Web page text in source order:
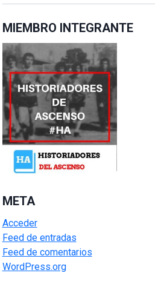
MIEMBRO INTEGRANTE
META
Acceder
Feed de entradas
Feed de comentarios
WordPress.org